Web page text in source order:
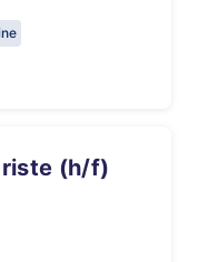
(h/f)